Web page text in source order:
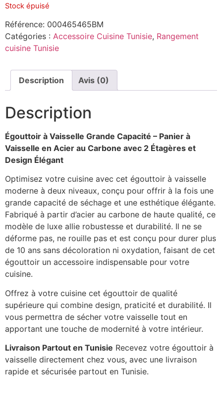
Stock épuisé
Référence: 000465465BM
Catégories : Accessoire Cuisine Tunisie, Rangement
cuisine Tunisie
Description Avis (0)
Description
Égouttoir à Vaisselle Grande Capacité – Panier à
Vaisselle en Acier au Carbone avec 2 Étagères et
Design Élégant
Optimisez votre cuisine avec cet égouttoir à vaisselle
moderne à deux niveaux, conçu pour offrir à la fois une
grande capacité de séchage et une esthétique élégante.
Fabriqué à partir d’acier au carbone de haute qualité, ce
modèle de luxe allie robustesse et durabilité. Il ne se
déforme pas, ne rouille pas et est conçu pour durer plus
de 10 ans sans décoloration ni oxydation, faisant de cet
égouttoir un accessoire indispensable pour votre
cuisine.
Offrez à votre cuisine cet égouttoir de qualité
supérieure qui combine design, praticité et durabilité. Il
vous permettra de sécher votre vaisselle tout en
apportant une touche de modernité à votre intérieur.
Livraison Partout en Tunisie Recevez votre égouttoir à
vaisselle directement chez vous, avec une livraison
rapide et sécurisée partout en Tunisie.